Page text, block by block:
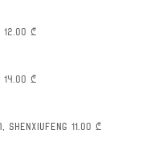
12.00 ₾
14.00 ₾
SHENXIUFENG 11.00 ₾